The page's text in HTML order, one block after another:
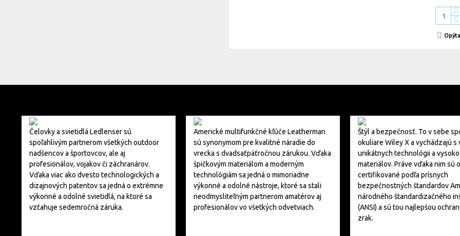
Čelovky a svietidlá Ledlenser sú
spoľahlivým partnerom všetkých outdoor
nadšencov a športovcov, ale aj
profesionálov, vojakov či záchranárov.
Vďaka viac ako dvesto technologických a
dizajnových patentov sa jedná o extrémne
výkonné a odolné svietidlá, na ktoré sa
vzťahuje sedemročná záruka.
Americké multifunkčné kľúče Leatherman
sú synonymom pre kvalitné náradie do
vrecka s dvadsaťpäťročnou zárukou. Vďaka
špičkovým materiálom a moderným
technológiám sa jedná o mimoriadne
výkonné a odolné nástroje, ktoré sa stali
neodmysliteľným partnerom amatérov aj
profesionálov vo všetkých odvetviach.
Štýl a bezpečnosť. To v sebe
okuliare Wiley X a vychádzajú s
unikátnych technológii a
materiálov. Práve vďaka nim sú
certifikované podľa prísnych
bezpečnostných štandardov
národného štandardizačného
(ANSI) a sú tou najlepšou
zrak.